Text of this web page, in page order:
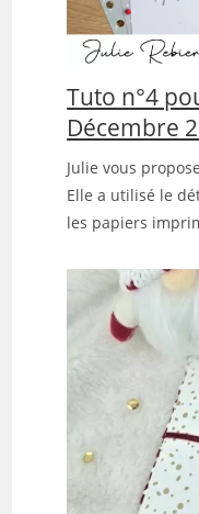
Tuto n°4
Décembre
Julie vous
Elle a utilisé le
les papiers